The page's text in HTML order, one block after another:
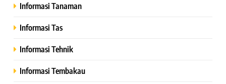
Informasi Tanaman
Informasi Tas
Informasi Tehnik
Informasi Tembakau